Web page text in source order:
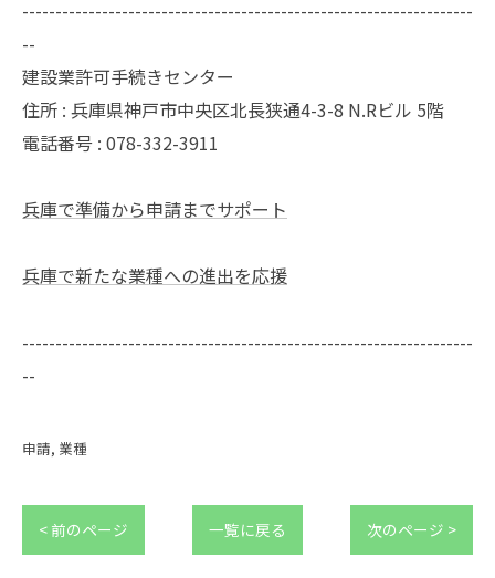
--------------------------------------------------------------------
--
建設業許可手続きセンター
住所 : 兵庫県神戸市中央区北長狭通4-3-8 N.Rビル 5階
電話番号 : 078-332-3911
兵庫で準備から申請までサポート
兵庫で新たな業種への進出を応援
--------------------------------------------------------------------
--
申請 業種
< 前のページ 一覧に戻る 次のページ >